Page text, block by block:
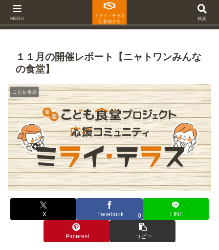
１１月の開催レポート【ニャトワンみんな
の食堂】
こども食堂
X Facebook 0 LINE
Pinterest コピー
MENU
ミライ・テラス
に参加する
検索